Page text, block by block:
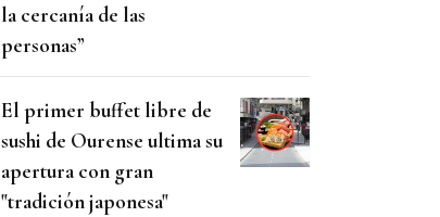
la cercanía de las
personas”
El primer buffet libre de
sushi de Ourense ultima su
apertura con gran
"tradición japonesa"